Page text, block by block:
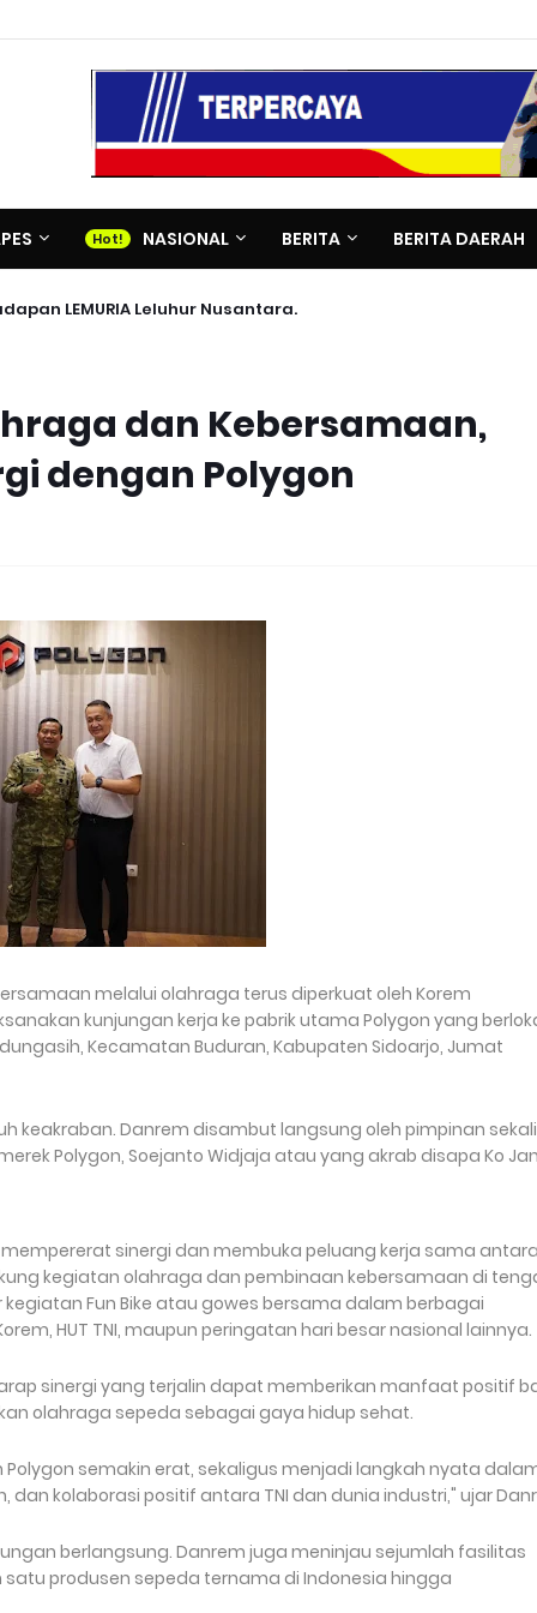
NASIONAL BERITA BERITA DAERAH
LEMURIA Leluhur Nusantara.
dan Kebersamaan,
dengan Polygon
melalui olahraga terus diperkuat oleh Korem
kunjungan kerja ke pabrik utama Polygon yang
Kecamatan Buduran, Kabupaten Sidoarjo, Jumat
keakraban. Danrem disambut langsung oleh pimpinan
Polygon, Soejanto Widjaja atau yang akrab disapa Ko
sinergi dan membuka peluang kerja sama antara
kegiatan olahraga dan pembinaan kebersamaan di
Fun Bike atau gowes bersama dalam berbagai
HUT TNI, maupun peringatan hari besar nasional lainnya.
sinergi yang terjalin dapat memberikan manfaat positif
olahraga sepeda sebagai gaya hidup sehat.
semakin erat, sekaligus menjadi langkah nyata
kolaborasi positif antara TNI dan dunia industri," ujar
berlangsung. Danrem juga meninjau sejumlah fasilitas
produsen sepeda ternama di Indonesia hingga